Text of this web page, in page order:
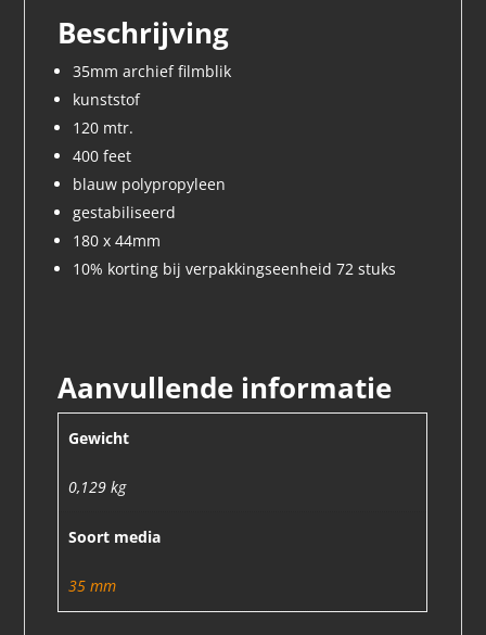
Beschrijving
35mm archief filmblik
kunststof
120 mtr.
400 feet
blauw polypropyleen
gestabiliseerd
180 x 44mm
10% korting bij verpakkingseenheid 72 stuks
Aanvullende informatie
Gewicht
0,129 kg
Soort media
35 mm